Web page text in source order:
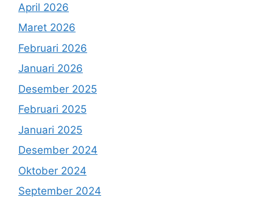
April 2026
Maret 2026
Februari 2026
Januari 2026
Desember 2025
Februari 2025
Januari 2025
Desember 2024
Oktober 2024
September 2024